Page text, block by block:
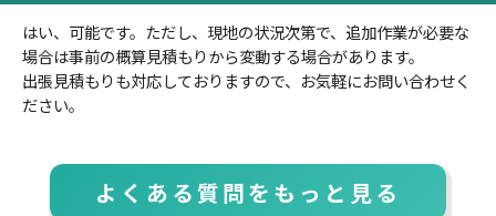
はい、可能です。ただし、現地の状況次第で、追加作業が必要な
場合は事前の概算見積もりから変動する場合があります。
出張見積もりも対応しておりますので、お気軽にお問い合わせく
ださい。
よくある質問をもっと見る